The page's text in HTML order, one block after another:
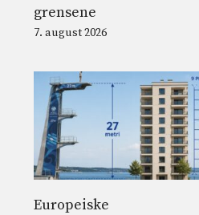
grensene
7. august 2026
Europeiske